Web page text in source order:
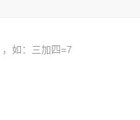
如：三加四=7